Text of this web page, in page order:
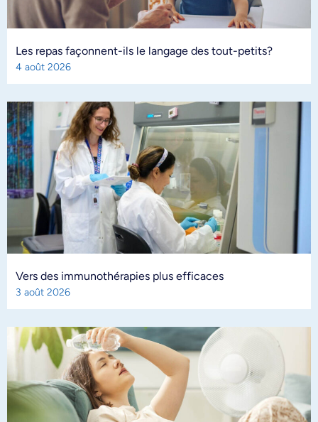
Les repas façonnent-ils le langage des tout-petits?
4 août 2026
Vers des immunothérapies plus efficaces
3 août 2026